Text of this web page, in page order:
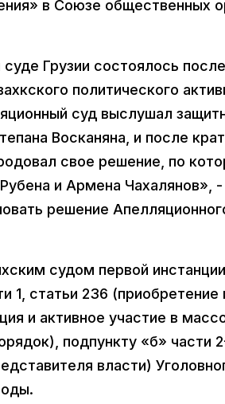
в Союзе общественных
Грузии состоялось
политического
суд выслушал
Восканяна, и после
свое решение, по
и Армена Чахалянов», -
решение
судом первой
1, статьи 236 (приобретение
и активное участие в
подпункту «б» части
власти)